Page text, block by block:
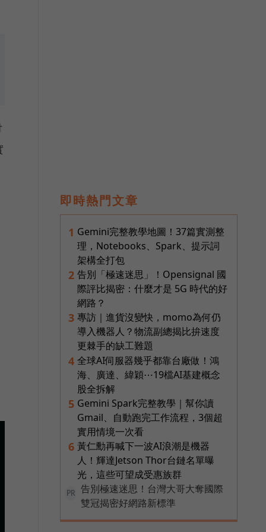
即時熱門文章
1 Gemini完整教學地圖！37篇實測整
理，Notebooks、Spark、提示詞
架構全打包
2 告別「極速迷思」！Opensignal 國
際評比揭密：什麼才是 5G 時代的好
網路？
3 專訪｜進貨沒變快，momo為何仍
導入機器人？物流副總揭比拚速度
更棘手的缺工難題
4 全球AI伺服器幾乎都靠台廠做！鴻
海、廣達、緯穎⋯19檔AI基建概念
股全拆解
5 Gemini Spark完整教學｜幫你讀
Gmail、自動跑完工作流程，3個超
實用情境一次看
6 黃仁勳再喊下一波AI浪潮是機器
人！輝達Jetson Thor台鏈名單曝
光，這些可望成受惠族群
PR
告別極速迷思！台灣大哥大奪國際
雙冠揭密好網路新標準